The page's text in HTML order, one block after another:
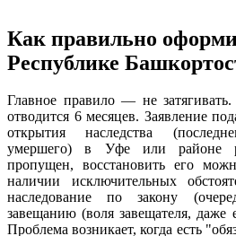
Как правильно
Республике
Главное правило — не
отводится 6 месяцев. Заявление
открытия наследства
умершего) в Уфе или районе
пропущен, восстановить его
наличии исключительных
наследование по закону
завещанию (воля завещателя, даже
Проблема возникает, когда есть